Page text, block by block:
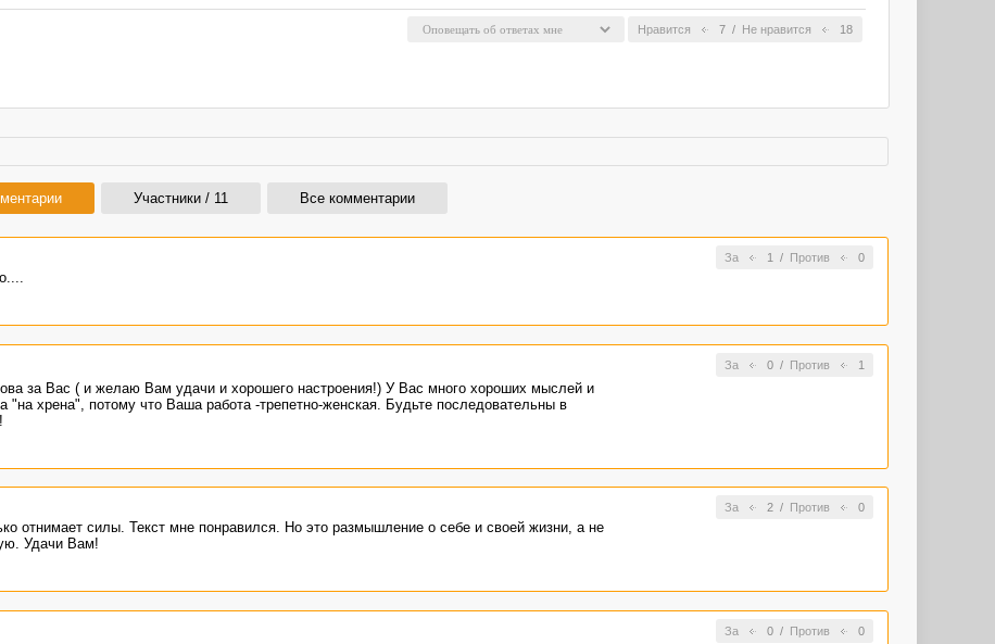
Нравится 7 / Не нравится 18
Участники / 11 Все комментарии
За 1 / Против 0
За 0/ Против 1
за Вас ( и желаю Вам удачи и хорошего настроения!) У Вас много хороших мыслей и
хрена", потому что Ваша работа -трепетно-женская. Будьте последовательны в
За 2/ Против 0
отнимает силы. Текст мне понравился. Но это размышление о себе и своей жизни, а не
Удачи Вам!
За 0/ Против 0